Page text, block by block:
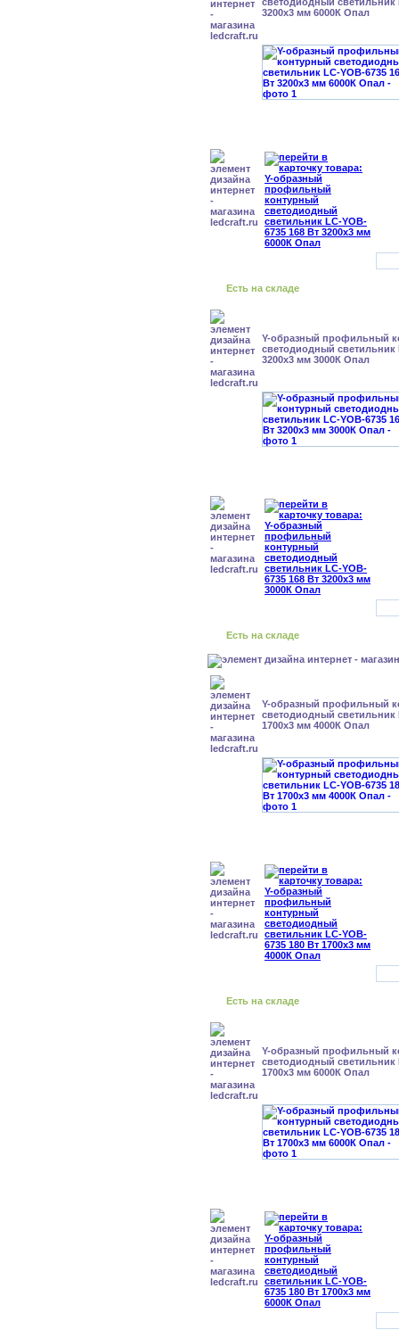
3200x3 мм 6000К Опал
Есть на складе
Y-образный профильный
cветодиодный светильник
3200x3 мм 3000К Опал
Есть на складе
Y-образный профильный
cветодиодный светильник
1700x3 мм 4000К Опал
Есть на складе
Y-образный профильный
cветодиодный светильник
1700x3 мм 6000К Опал